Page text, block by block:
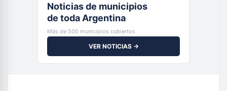
Noticias de municipios
de toda Argentina
Más de 500 municipios cubiertos
VER NOTICIAS →